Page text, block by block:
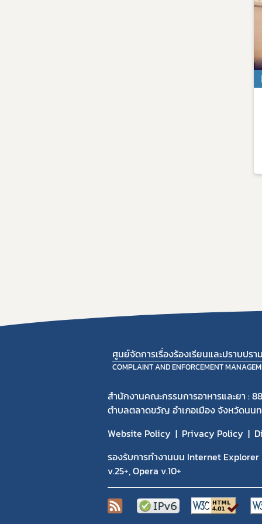
ศูนย์จัดการเรื่องร้องเรียนและปราบป
COMPLAINT AND ENFORCEMENT
สำนักงานคณะกรรมการอาหารและยา :
ตำบลตลาดขวัญ อำเภอเมือง จังหวัดนน
Website Policy
Privacy Policy
รองรับการทำงานบน Internet
v.25+, Opera v.10+